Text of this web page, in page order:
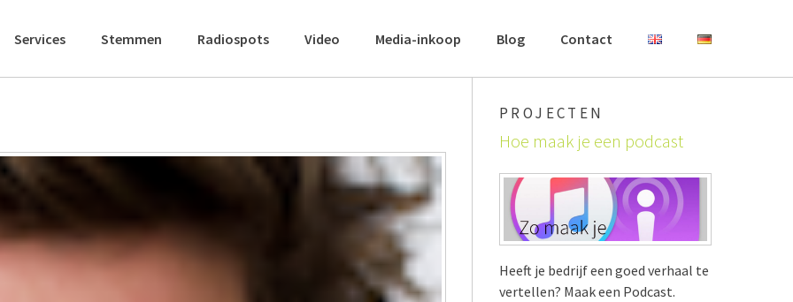
Services Stemmen Radiospots Video Media-inkoop Blog Contact
PROJECTEN
Hoe maak je een podcast
Heeft je bedrijf een goed verhaal te
vertellen? Maak een Podcast.